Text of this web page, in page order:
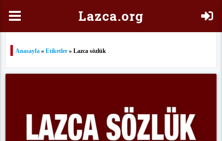
Lazca.org
Anasayfa » Etiketler » Lazca sözlük